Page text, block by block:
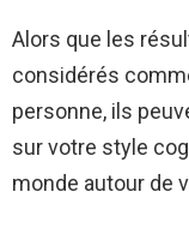
Alors que les
considérés
personne, ils
sur votre style
monde autour de